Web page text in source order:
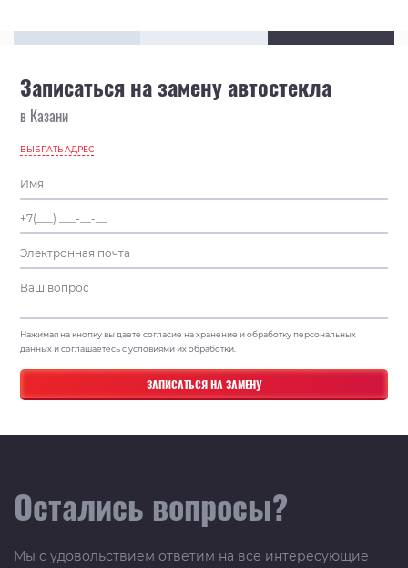
Записаться на замену автостекла
в Казани
ВЫБРАТЬ АДРЕС
Нажимая на кнопку вы даете согласие на хранение и обработку персональных
данных и соглашаетесь с условиями их обработки.
Остались вопросы?
Мы с удовольствием ответим на все интересующие